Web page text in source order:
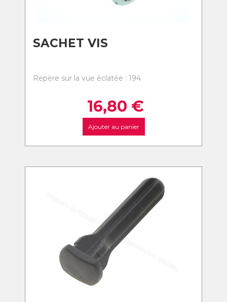
SACHET VIS
Repère sur la vue éclatée : 194
16,80 €
Ajouter au panier